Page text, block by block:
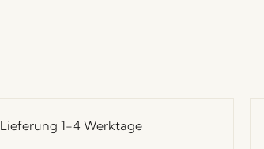
Lieferung 1-4 Werktage